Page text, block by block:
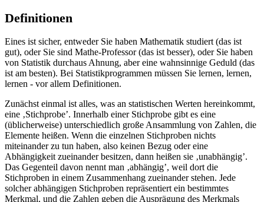
Definitionen
Eines ist sicher, entweder Sie haben Mathematik studiert (das ist
gut), oder Sie sind Mathe-Professor (das ist besser), oder Sie haben
von Statistik durchaus Ahnung, aber eine wahnsinnige Geduld (das
ist am besten). Bei Statistikprogrammen müssen Sie lernen, lernen,
lernen - vor allem Definitionen.
Zunächst einmal ist alles, was an statistischen Werten hereinkommt,
eine ‚Stichprobe’. Innerhalb einer Stichprobe gibt es eine
(üblicherweise) unterschiedlich große Ansammlung von Zahlen, die
Elemente heißen. Wenn die einzelnen Stichproben nichts
miteinander zu tun haben, also keinen Bezug oder eine
Abhängigkeit zueinander besitzen, dann heißen sie ‚unabhängig’.
Das Gegenteil davon nennt man ‚abhängig’, weil dort die
Stichproben in einem Zusammenhang zueinander stehen. Jede
solcher abhängigen Stichproben repräsentiert ein bestimmtes
Merkmal, und die Zahlen geben die Ausprägung des Merkmals